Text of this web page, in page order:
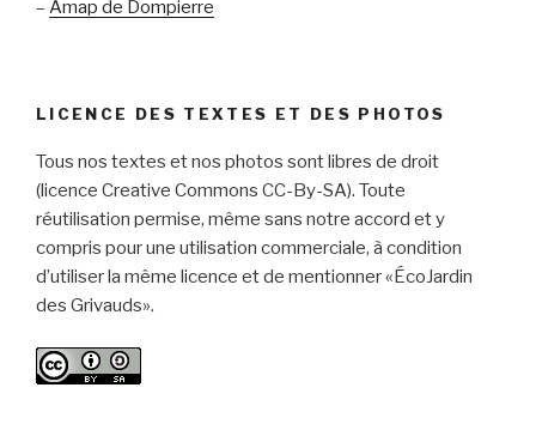
– Amap de Dompierre
LICENCE DES TEXTES ET DES PHOTOS
Tous nos textes et nos photos sont libres de droit
(licence Creative Commons CC-By-SA). Toute
réutilisation permise, même sans notre accord et y
compris pour une utilisation commerciale, à condition
d’utiliser la même licence et de mentionner «ÉcoJardin
des Grivauds».